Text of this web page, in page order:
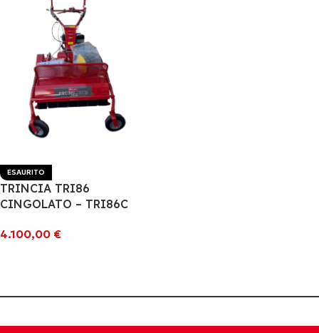
ESAURITO
TRINCIA TRI86
CINGOLATO – TRI86C
4.100,00 €